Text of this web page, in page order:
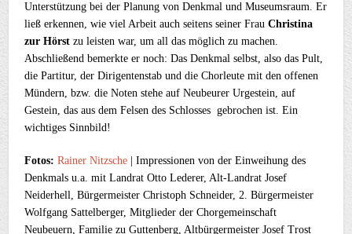
Unterstützung bei der Planung von Denkmal und Museumsraum. Er
ließ erkennen, wie viel Arbeit auch seitens seiner FrauChristina
zur Hörst zu leisten war, um all das möglich zu machen.
Abschließend bemerkte er noch: Das Denkmal selbst, also das Pult,
die Partitur, der Dirigentenstab und die Chorleute mit den offenen
Mündern, bzw. die Noten stehe auf Neubeurer Urgestein, auf
Gestein, das aus dem Felsen des Schlosses gebrochen ist. Ein
wichtiges Sinnbild!
Fotos: Rainer Nitzsche | Impressionen von der Einweihung des
Denkmals u.a. mit Landrat Otto Lederer, Alt-Landrat Josef
Neiderhell, Bürgermeister Christoph Schneider, 2. Bürgermeister
Wolfgang Sattelberger, Mitglieder der Chorgemeinschaft
Neubeuern, Familie zu Guttenberg, Altbürgermeister Josef Trost